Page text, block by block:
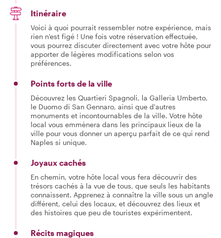
Itinéraire
Voici à quoi pourrait ressembler notre expérience, mais
rien n'est figé ! Une fois votre réservation effectuée,
vous pourrez discuter directement avec votre hôte pour
apporter de légères modifications selon vos
préférences.
Points forts de la ville
Découvrez les Quartieri Spagnoli, la Galleria Umberto,
le Duomo di San Gennaro, ainsi que d'autres
monuments et incontournables de la ville. Votre hôte
local vous emmènera dans les principaux lieux de la
ville pour vous donner un aperçu parfait de ce qui rend
Naples si unique.
Joyaux cachés
En chemin, votre hôte local vous fera découvrir des
trésors cachés à la vue de tous, que seuls les habitants
connaissent. Apprenez à connaître la ville sous un angle
différent, celui des locaux, et découvrez des lieux et
des histoires que peu de touristes expérimentent.
Récits magiques